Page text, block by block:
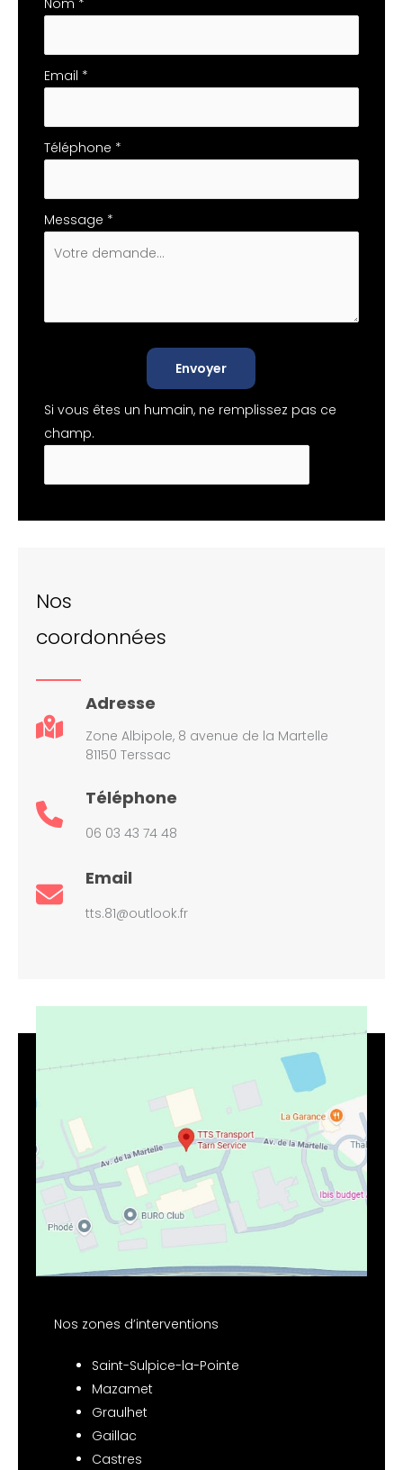
Email *
Téléphone *
Message *
Envoyer
Si vous êtes un humain, ne remplissez pas ce
champ.
Nos
coordonnées
Adresse
Zone Albipole, 8 avenue de la Martelle
81150 Terssac
Téléphone
06 03 43 74 48
Email
tts.81@outlook.fr
Nos zones d’interventions
Saint-Sulpice-la-Pointe
Mazamet
Graulhet
Gaillac
Castres